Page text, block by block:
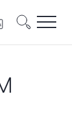
benötigt.